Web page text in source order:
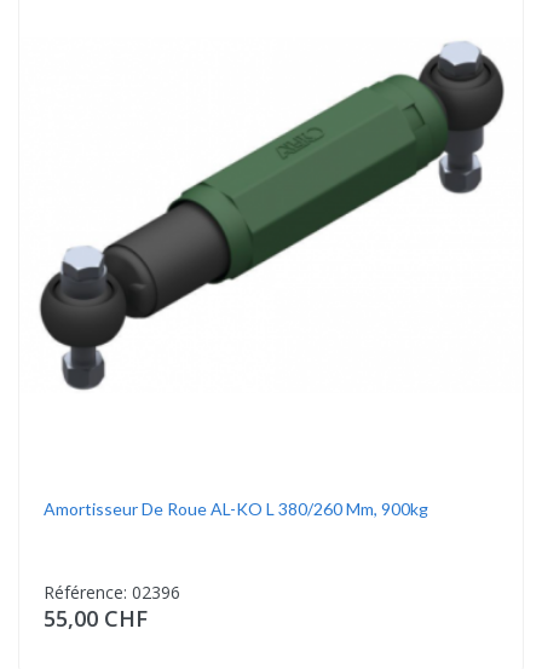
Amortisseur De Roue AL-KO L 380/260 Mm, 900kg
Référence: 02396
55,00 CHF